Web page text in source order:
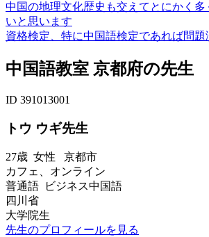
中国の地理文化歴史も交えてとにかく多
いと思います
資格検定、特に中国語検定であれば問題
中国語教室 京都府の先生
ID 391013001
トウ ウギ先生
27歳 女性 京都市
カフェ、オンライン
普通語 ビジネス中国語
四川省
大学院生
先生のプロフィールを見る